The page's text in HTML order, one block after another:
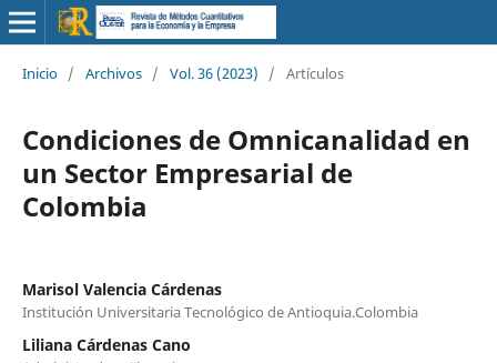
Inicio / Archivos / Vol. 36 (2023) / Artículos
Condiciones de Omnicanalidad en
un Sector Empresarial de
Colombia
Marisol Valencia Cárdenas
Institución Universitaria Tecnológico de Antioquia.Colombia
Liliana Cárdenas Cano